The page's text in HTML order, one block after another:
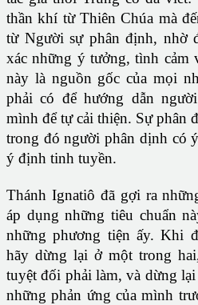
thần khí từ Thiên Chúa mà
từ Người sự phân định, nhờ
xác những ý tưởng, tình cảm
này là nguồn gốc của mọi
phải có để hướng dẫn
mình để tự cải thiện. Sự phân
trong đó người phân dịnh có
ý định tinh tuyền.
Thánh Ignatiô đã gợi ra
áp dụng những tiêu chuẩn
những phương tiện ấy. Khi
hãy dừng lại ở một trong
tuyệt đối phải làm, và dừng
những phản ứng của mình